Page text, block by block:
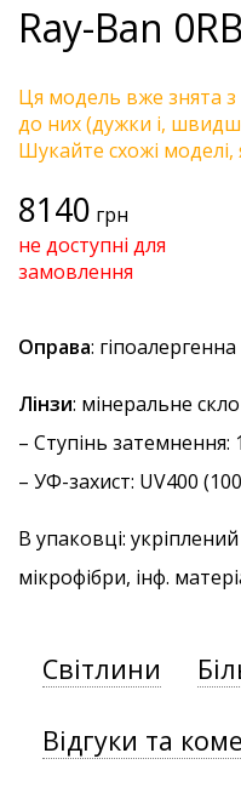
Ray-Ban
Ця модель вже знята
до них (дужки і,
Шукайте схожі моделі,
8140 грн
не доступні для
замовлення
Оправа:
Лінзи: мінеральне
– Ступінь затемнення:
– УФ-захист: UV400
В упаковці:
мікрофібри, інф.
Світлини
Відгуки та